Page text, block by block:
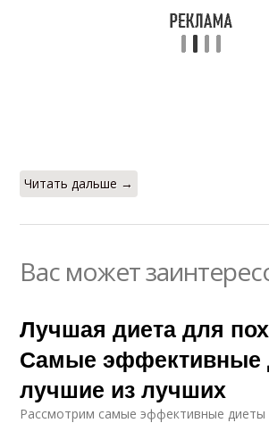
Читать дальше →
Вас может
Лучшая диета для
Самые эффективные
лучшие из лучших
Рассмотрим самые эффективные диеты